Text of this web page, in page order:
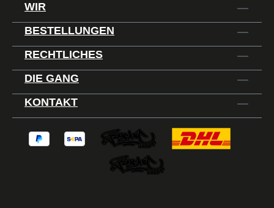
WIR
BESTELLUNGEN
RECHTLICHES
DIE GANG
KONTAKT